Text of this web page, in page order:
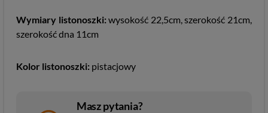
Wymiary listonoszki: wysokość 22,5cm, szerokość 21cm,
szerokość dna 11cm
Kolor listonoszki: pistacjowy
Masz pytania?